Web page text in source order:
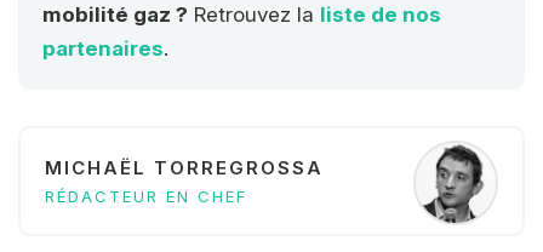
mobilité gaz ? Retrouvez la liste de nos
partenaires.
MICHAËL TORREGROSSA
RÉDACTEUR EN CHEF